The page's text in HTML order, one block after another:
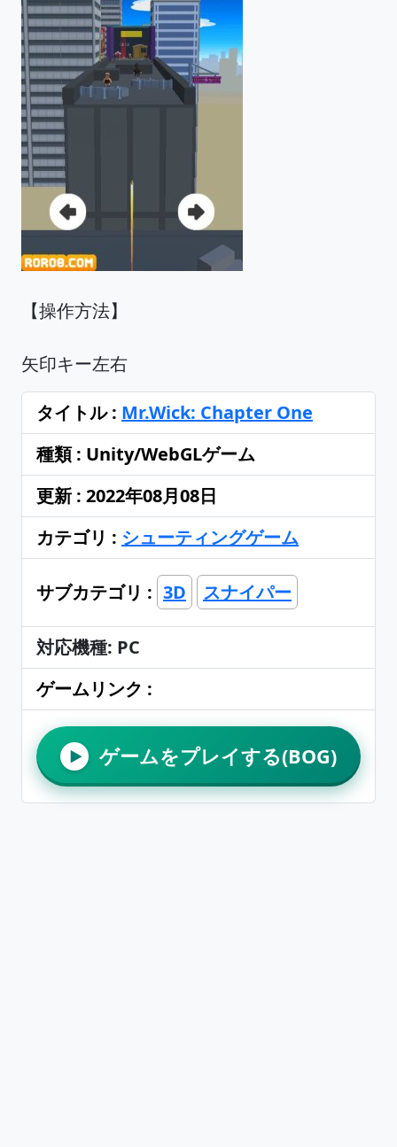
【操作方法】
矢印キー左右
タイトル : Mr.Wick: Chapter One
種類 : Unity/WebGLゲーム
更新 : 2022年08月08日
カテゴリ : シューティングゲーム
サブカテゴリ : 3D スナイパー
対応機種: PC
ゲームリンク :
▶ ゲームをプレイする(BOG)